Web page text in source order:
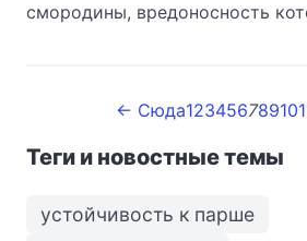
смородины, вредоносность
← Сюда12345678910
Теги и новостные темы
устойчивость к парше